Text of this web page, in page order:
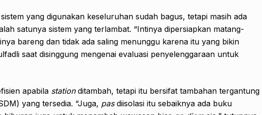
yang digunakan keseluruhan sudah bagus, tetapi masih ada
satunya sistem yang terlambat. “Intinya dipersiapkan matang-
bareng dan tidak ada saling menunggu karena itu yang bikin
saat disinggung mengenai evaluasi penyelenggaraan untuk
apabila stationditambah, tetapi itu bersifat tambahan tergantung
yang tersedia. “Juga, pasdiisolasi itu sebaiknya ada buku